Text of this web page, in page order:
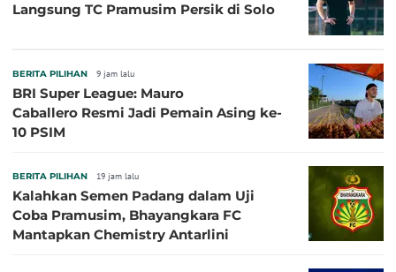
Langsung TC Pramusim Persik di Solo
BERITA PILIHAN 9 jam lalu
BRI Super League: Mauro
Caballero Resmi Jadi Pemain Asing ke-
10 PSIM
BERITA PILIHAN 19 jam lalu
Kalahkan Semen Padang dalam Uji
Coba Pramusim, Bhayangkara FC
Mantapkan Chemistry Antarlini